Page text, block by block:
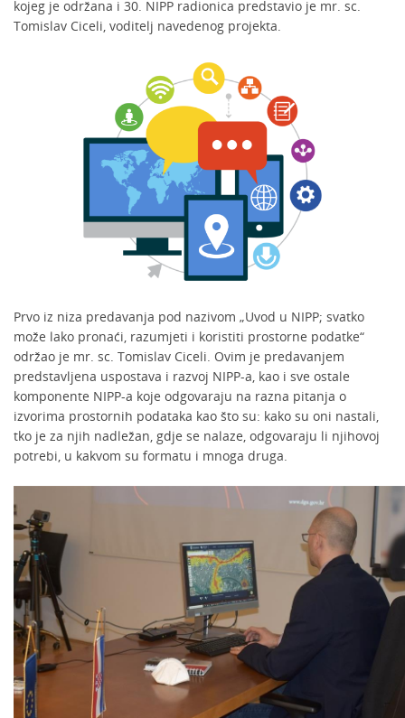
kojeg je održana i 30. NIPP radionica predstavio je mr. sc.
Tomislav Ciceli, voditelj navedenog projekta.
Prvo iz niza predavanja pod nazivom „Uvod u NIPP; svatko
može lako pronaći, razumjeti i koristiti prostorne podatke“
održao je mr. sc. Tomislav Ciceli. Ovim je predavanjem
predstavljena uspostava i razvoj NIPP-a, kao i sve ostale
komponente NIPP-a koje odgovaraju na razna pitanja o
izvorima prostornih podataka kao što su: kako su oni nastali,
tko je za njih nadležan, gdje se nalaze, odgovaraju li njihovoj
potrebi, u kakvom su formatu i mnoga druga.